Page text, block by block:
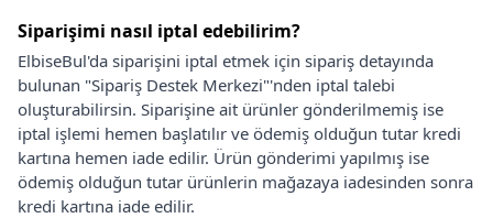
Siparişimi nasıl iptal edebilirim?
ElbiseBul'da siparişini iptal etmek için sipariş detayında
bulunan "Sipariş Destek Merkezi"'nden iptal talebi
oluşturabilirsin. Siparişine ait ürünler gönderilmemiş ise
iptal işlemi hemen başlatılır ve ödemiş olduğun tutar kredi
kartına hemen iade edilir. Ürün gönderimi yapılmış ise
ödemiş olduğun tutar ürünlerin mağazaya iadesinden sonra
kredi kartına iade edilir.